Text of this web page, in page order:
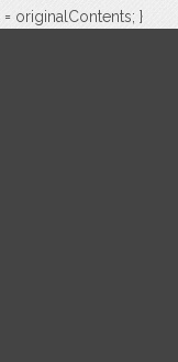
originalContents; }